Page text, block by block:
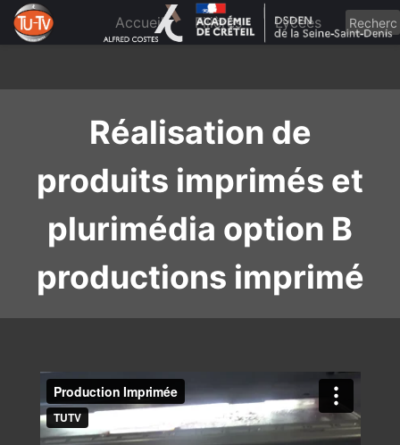
content
Accueil Filières Lycées
Réalisation de
produits imprimés et
plurimédia option B
productions imprimé